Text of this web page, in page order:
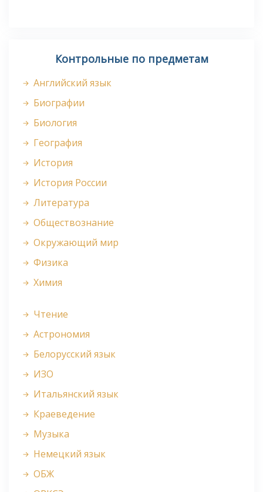
Контрольные по предметам
Английский язык
Биографии
Биология
География
История
История России
Литература
Обществознание
Окружающий мир
Физика
Химия
Чтение
Астрономия
Белорусский язык
ИЗО
Итальянский язык
Краеведение
Музыка
Немецкий язык
ОБЖ